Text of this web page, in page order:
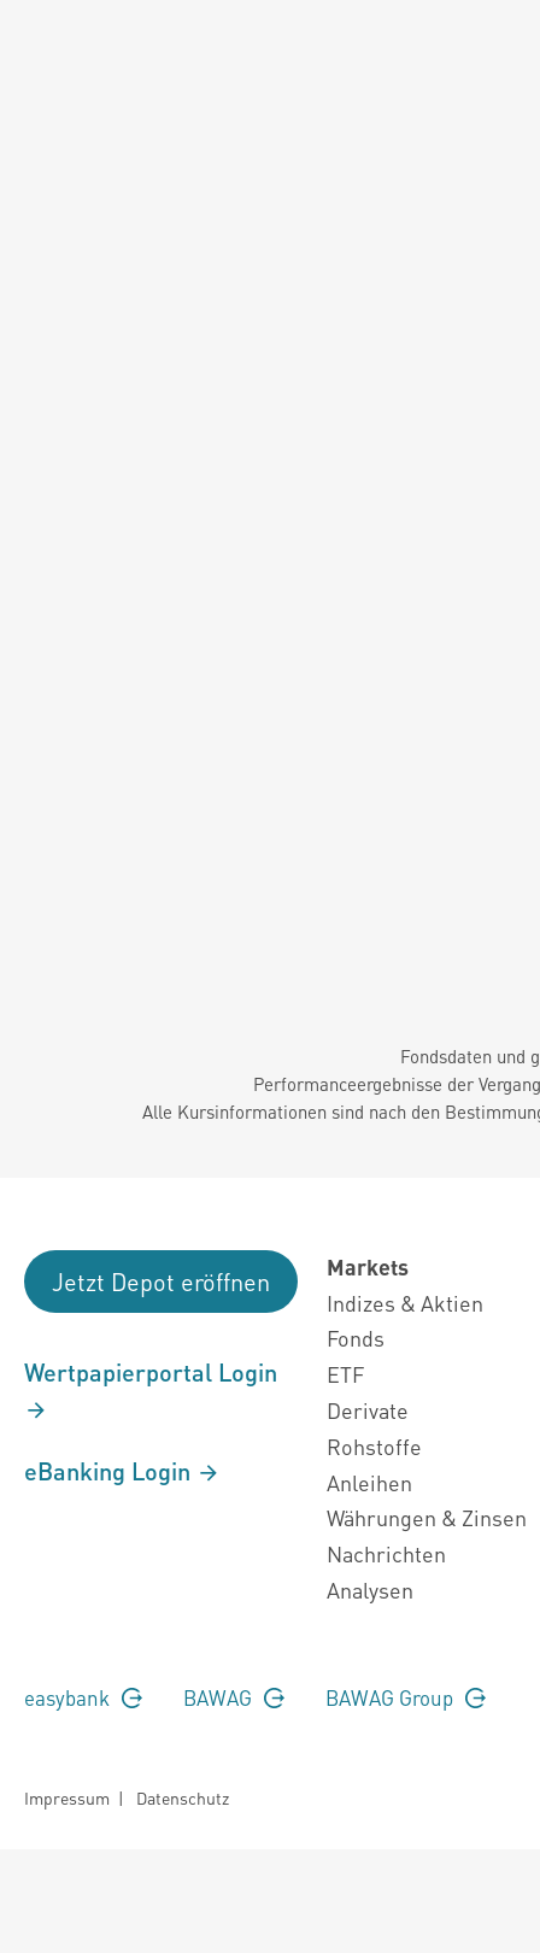
Fondsdaten und
Performanceergebnisse der
Alle Kursinformationen sind nach den
Jetzt Depot eröffnen
Wertpapierportal Login
eBanking Login
Markets
Indizes & Aktien
Fonds
ETF
Derivate
Rohstoffe
Anleihen
Währungen & Zinsen
Nachrichten
Analysen
easybank BAWAG BAWAG Group
Impressum | Datenschutz